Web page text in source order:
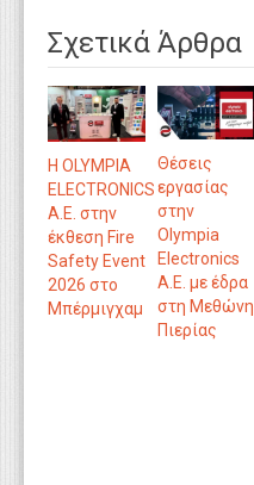
Σχετικά Άρθρα
Η OLYMPIA
ELECTRONICS
A.E. στην
έκθεση Fire
Safety Event
2026 στο
Μπέρμιγχαμ
Θέσεις
εργασίας
στην
Olympia
Electronics
A.E. με έδρα
στη Μεθώνη
Πιερίας